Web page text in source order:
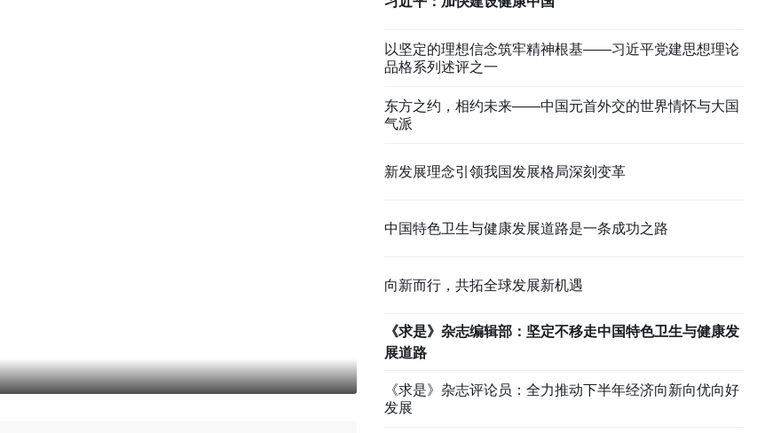
以坚定的理想信念筑牢精神根基——习近平党建思想理论
品格系列述评之一
东方之约，相约未来——中国元首外交的世界情怀与大国
气派
新发展理念引领我国发展格局深刻变革
中国特色卫生与健康发展道路是一条成功之路
向新而行，共拓全球发展新机遇
《求是》杂志编辑部：坚定不移走中国特色卫生与健康发
展道路
《求是》杂志评论员：全力推动下半年经济向新向优向好
发展